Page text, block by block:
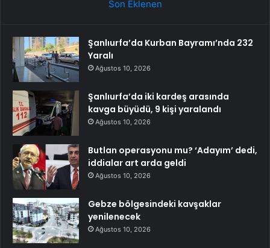
Son Eklenen
Şanlıurfa’da Kurban Bayramı’nda 232
Yaralı
Ağustos 10, 2026
Şanlıurfa’da iki kardeş arasında
kavga büyüdü, 9 kişi yaralandı
Ağustos 10, 2026
Butlan operasyonu mu? ‘Adayım’ dedi,
iddialar art arda geldi
Ağustos 10, 2026
Gebze bölgesindeki kavşaklar
yenilenecek
Ağustos 10, 2026